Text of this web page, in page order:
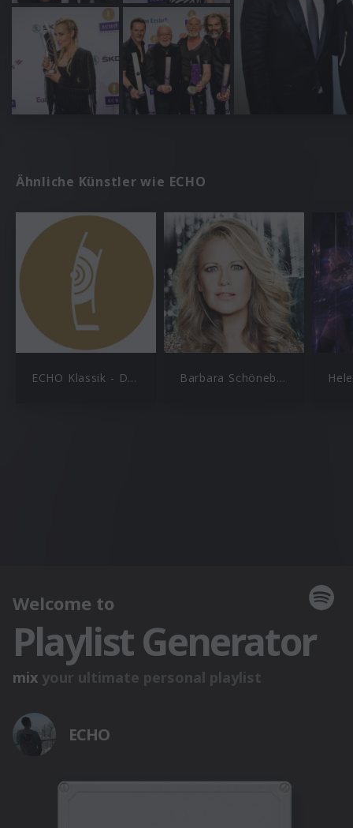
Ähnliche Künstler wie ECHO
ECHO Klassik - Deutscher Musikpreis Barbara Schöneberger